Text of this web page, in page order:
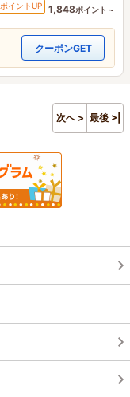
ポイントUP 1,848ポイント～
クーポンGET
次へ > 最後 >|